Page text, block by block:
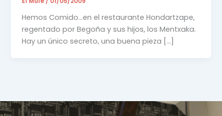
Hemos Comido…en el restaurante Hondartzape,
regentado por Begoña y sus hijos, los Mentxaka.
Hay un único secreto, una buena pieza […]